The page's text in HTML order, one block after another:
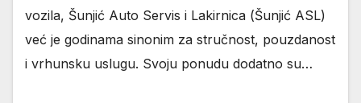
vozila, Šunjić Auto Servis i Lakirnica (Šunjić ASL)
već je godinama sinonim za stručnost, pouzdanost
i vrhunsku uslugu. Svoju ponudu dodatno su…